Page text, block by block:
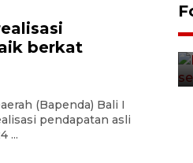
berkat
(Bapenda) Bali I
pendapatan asli
...